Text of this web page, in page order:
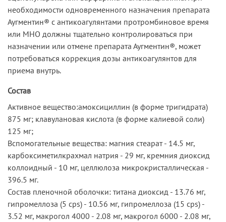
необходимости одновременного назначения препарата
Аугментин® с антикоагулянтами протромбиновое время
или MHO должны тщательно контролироваться при
назначении или отмене препарата Аугментин®, может
потребоваться коррекция дозы антикоагулянтов для
приема внутрь.
Состав
Активное вещество:амоксициллин (в форме тригидрата)
875 мг; клавулановая кислота (в форме калиевой соли)
125 мг;
Вспомогательные вещества: магния стеарат - 14.5 мг,
карбоксиметилкрахмал натрия - 29 мг, кремния диоксид
коллоидный - 10 мг, целлюлоза микрокристаллическая -
396.5 мг.
Состав пленочной оболочки: титана диоксид - 13.76 мг,
гипромеллоза (5 cps) - 10.56 мг, гипромеллоза (15 cps) -
3.52 мг, макрогол 4000 - 2.08 мг, макрогол 6000 - 2.08 мг,